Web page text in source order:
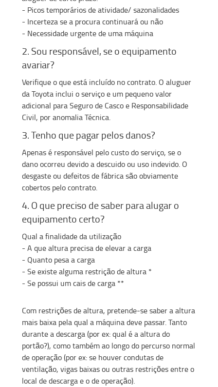
- Picos temporários de atividade/ sazonalidades
- Incerteza se a procura continuará ou não
- Necessidade urgente de uma máquina
2. Sou responsável, se o equipamento
avariar?
Verifique o que está incluído no contrato. O aluguer
da Toyota inclui o serviço e um pequeno valor
adicional para Seguro de Casco e Responsabilidade
Civil, por anomalia Técnica.
3. Tenho que pagar pelos danos?
Apenas é responsável pelo custo do serviço, se o
dano ocorreu devido a descuido ou uso indevido. O
desgaste ou defeitos de fábrica são obviamente
cobertos pelo contrato.
4. O que preciso de saber para alugar o
equipamento certo?
Qual a finalidade da utilização
- A que altura precisa de elevar a carga
- Quanto pesa a carga
- Se existe alguma restrição de altura *
- Se possui um cais de carga **
Com restrições de altura, pretende-se saber a altura
mais baixa pela qual a máquina deve passar. Tanto
durante a descarga (por ex: qual é a altura do
portão?), como também ao longo do percurso normal
de operação (por ex: se houver condutas de
ventilação, vigas baixas ou outras restrições entre o
local de descarga e o de operação).